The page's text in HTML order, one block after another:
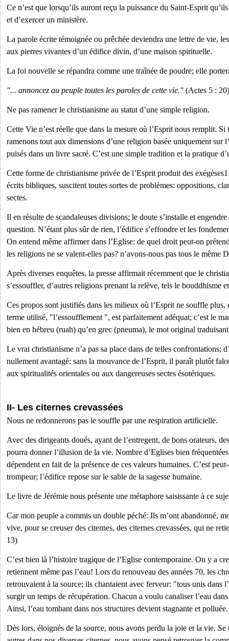
Ce n’est que lorsqu’ils auront reçu la puissance du Saint-Esprit
et d’exercer un ministère.
La parole écrite témoignée ou prêchée deviendra une lettre de vie,
aux pierres vivantes d’un édifice divin, d’une maison spirituelle.
La foi nouvelle se répandra comme une traînée de poudre; elle
"... annoncez au peuple toutes les paroles de cette vie." (Actes 5 : 20)
Ne pas ramener le christianisme au statut d’une simple religion.
Cette Vie n’est réelle que dans la mesure où l’Esprit nous remplit. Si
ramenons tout aux dimensions d’une religion basée uniquement sur
puisés dans un livre sacré. C’est une simple tradition et la pratique
Cette forme de christianisme privée de l’Esprit produit des
écrits bibliques, suscitent toutes sortes de problèmes: oppositions,
sectes.
Il en résulte de scandaleuses divisions; le doute s’installe et
question. N’étant plus sûr de rien, l’édifice s’effondre et les
On entend même affirmer dans l’Eglise: de quel droit peut-on
les religions ne se valent-elles pas? n’avons-nous pas tous le même
Après diverses enquêtes, la presse affirmait récemment que le
s’essouffler, d’autres religions prenant la relève, tels le bouddhisme
Ces propos sont justifiés dans les milieux où l’Esprit ne souffle
terme utilisé, "l’essoufflement ", est parfaitement adéquat; c’est le
bien en hébreu (ruah) qu’en grec (pneuma), le mot original
Le vrai christianisme n’a pas sa place dans de telles confrontations;
nullement avantagé: sans la mouvance de l’Esprit, il paraît plutôt
aux spiritualités orientales ou aux dangereuses sectes ésotériques.
II- Les citernes crevassées
Nous ne redonnerons pas le souffle par une respiration artificielle.
Avec des dirigeants doués, ayant de l’entregent, de bons orateurs,
pourra donner l’illusion de la vie. Nombre d’Eglises bien
dépendent en fait de la présence de ces valeurs humaines. C’est
trompeur; l’édifice repose sur le sable de la sagesse humaine.
Le livre de Jérémie nous présente une métaphore saisissante à ce
Car mon peuple a commis un double péché: Ils m’ont abandonné,
vive, pour se creuser des citernes, des citernes crevassées, qui ne
13)
C’est bien là l’histoire tragique de l’Eglise contemporaine. On y a
retiennent même pas l’eau! Lors du renouveau des années 70, les
retrouvaient à la source; ils chantaient avec ferveur: "tous unis dans
surgir un temps de récupération. Chacun a voulu canaliser l’eau
Ainsi, l’eau tombant dans nos structures devient stagnante et polluée.
Dès lors, éloignés de la source, nous avons perdu la joie et la vie. Se